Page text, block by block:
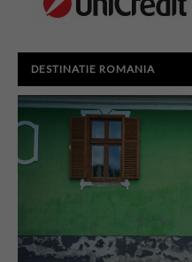
DESTINATIE ROMANIA